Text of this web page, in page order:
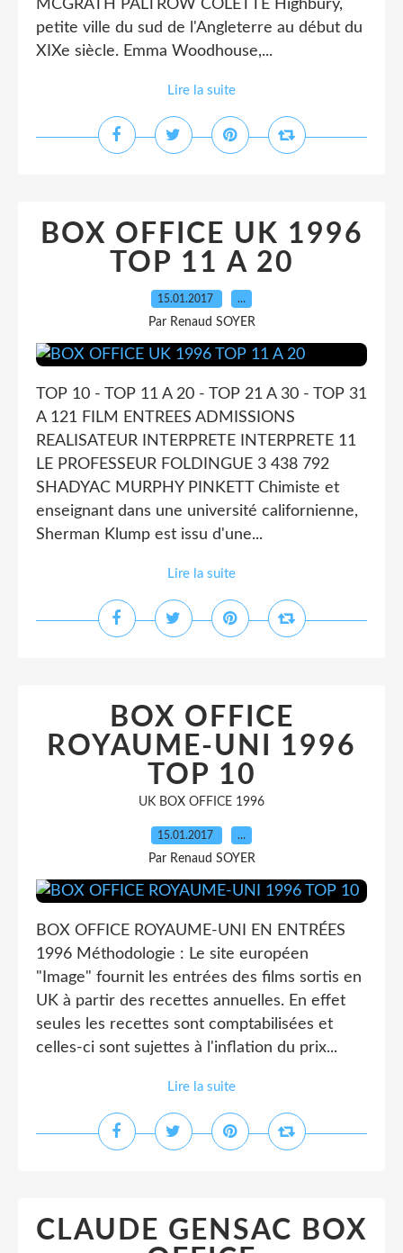
MCGRATH PALTROW COLETTE Highbury,
petite ville du sud de l'Angleterre au début du
XIXe siècle. Emma Woodhouse,...
Lire la suite
BOX OFFICE UK 1996
TOP 11 A 20
15.01.2017 …
Par Renaud SOYER
TOP 10 - TOP 11 A 20 - TOP 21 A 30 - TOP 31
A 121 FILM ENTREES ADMISSIONS
REALISATEUR INTERPRETE INTERPRETE 11
LE PROFESSEUR FOLDINGUE 3 438 792
SHADYAC MURPHY PINKETT Chimiste et
enseignant dans une université californienne,
Sherman Klump est issu d'une...
Lire la suite
BOX OFFICE
ROYAUME-UNI 1996
TOP 10
UK BOX OFFICE 1996
15.01.2017 …
Par Renaud SOYER
BOX OFFICE ROYAUME-UNI EN ENTRÉES
1996 Méthodologie : Le site européen
"Image" fournit les entrées des films sortis en
UK à partir des recettes annuelles. En effet
seules les recettes sont comptabilisées et
celles-ci sont sujettes à l'inflation du prix...
Lire la suite
CLAUDE GENSAC BOX